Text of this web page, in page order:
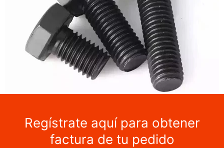
Regístrate aquí para obtener
factura de tu pedido